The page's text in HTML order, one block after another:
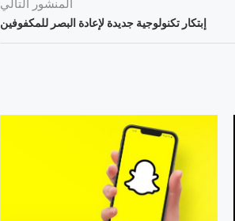
المنشور التالي
إبتكار تكنولوجية جديدة لإعادة البصر للمكفوفين